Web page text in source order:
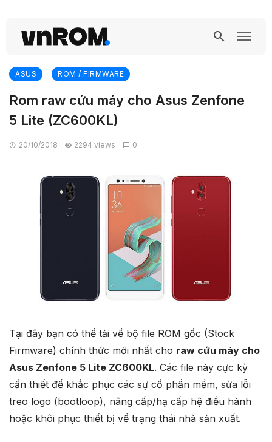
ASUS ROM / FIRMWARE
Rom raw cứu máy cho Asus Zenfone
5 Lite (ZC600KL)
20/10/2018 2294 views 0
Tại đây bạn có thể tải về bộ file ROM gốc (Stock
Firmware) chính thức mới nhất cho raw cứu máy cho
Asus Zenfone 5 Lite ZC600KL. Các file này cực kỳ
cần thiết để khắc phục các sự cố phần mềm, sửa lỗi
treo logo (bootloop), nâng cấp/hạ cấp hệ điều hành
hoặc khôi phục thiết bị về trạng thái nhà sản xuất.